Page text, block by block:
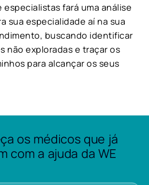
especialistas fará uma análise
sua especialidade aí na sua
buscando identificar
não exploradas e traçar os
para alcançar os seus
os médicos que já
com a ajuda da WE